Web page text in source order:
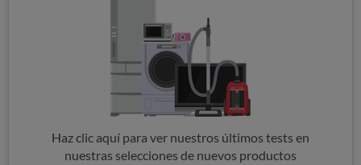
Haz clic aquí para ver nuestros últimos tests en
nuestras selecciones de nuevos productos